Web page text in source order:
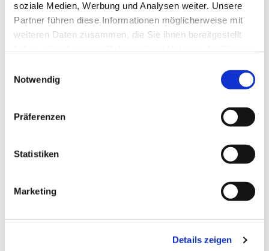
soziale Medien, Werbung und Analysen weiter. Unsere
Partner führen diese Informationen möglicherweise mit
weiteren Daten zusammen, die Sie ihnen bereitgestellt
Notwendig
Präferenzen
Statistiken
Marketing
Details zeigen